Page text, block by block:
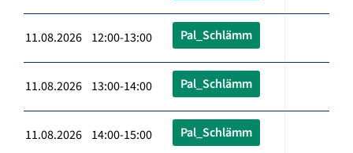
11.08.2026 12:00-13:00 Pal_Schlämm
11.08.2026 13:00-14:00 Pal_Schlämm
11.08.2026 14:00-15:00 Pal_Schlämm